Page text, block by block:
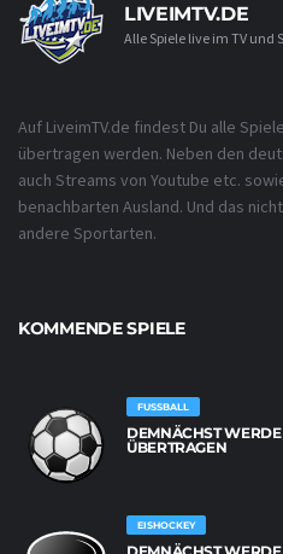
LIVEIMTV.DE
Alle Spiele live im TV und
Auf LiveimTV.de findest Du alle
übertragen werden. Neben den
auch Streams von Youtube etc.
benachbarten Ausland. Und das
andere Sportarten.
KOMMENDE SPIELE
FUSSBALL
DEMNÄCHST
BERTRAGEN
EISHOCKEY